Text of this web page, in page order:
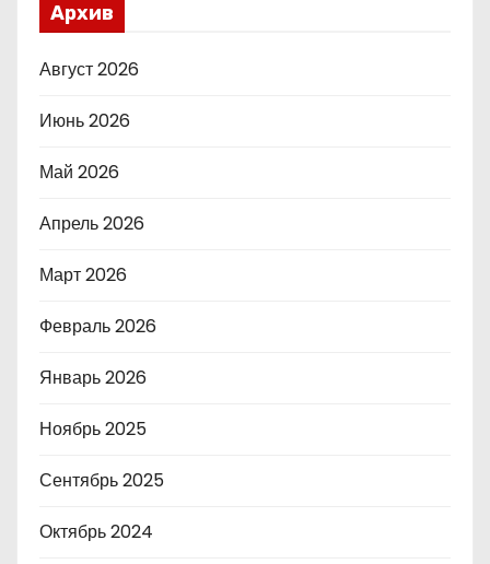
Архив
Август 2026
Июнь 2026
Май 2026
Апрель 2026
Март 2026
Февраль 2026
Январь 2026
Ноябрь 2025
Сентябрь 2025
Октябрь 2024